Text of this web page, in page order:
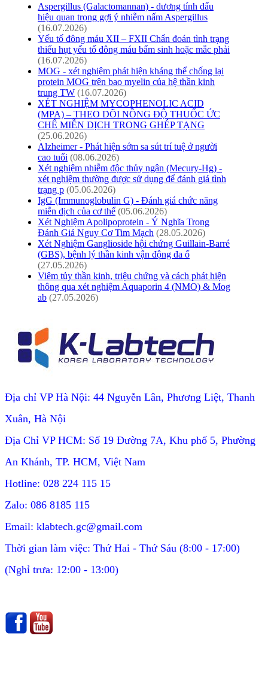
Aspergillus (Galactomannan) - dương tính dấu
hiệu quan trọng gợi ý nhiễm nấm Aspergillus
(16.07.2026)
Yếu tố đông máu XII – FXII Chẩn đoán tình trạng
thiếu hụt yếu tố đông máu bẩm sinh hoặc mắc phải
(16.07.2026)
MOG - xét nghiệm phát hiện kháng thể chống lại
protein MOG trên bao myelin của hệ thần kinh
trung TW (16.07.2026)
XÉT NGHIỆM MYCOPHENOLIC ACID
(MPA) – THEO DÕI NỒNG ĐỘ THUỐC ỨC
CHẾ MIỄN DỊCH TRONG GHÉP TẠNG
(25.06.2026)
Alzheimer - Phát hiện sớm sa sút trí tuệ ở người
cao tuổi (08.06.2026)
Xét nghiệm nhiễm độc thủy ngân (Mecury-Hg) -
xét nghiệm thường được sử dụng để đánh giá tình
trạng p (05.06.2026)
IgG (Immunoglobulin G) - Đánh giá chức năng
miễn dịch của cơ thể (05.06.2026)
Xét Nghiệm Apolipoprotein - Ý Nghĩa Trong
Đánh Giá Nguy Cơ Tim Mạch (28.05.2026)
Xét Nghiệm Ganglioside hội chứng Guillain-Barré
(GBS), bệnh lý thần kinh vận động đa ổ
(27.05.2026)
Viêm tủy thần kinh, triệu chứng và cách phát hiện
thông qua xét nghiệm Aquaporin 4 (NMO) & Mog
ab (27.05.2026)
Địa chỉ VP Hà Nội: 44 Nguyễn Lân, Phương Liệt, Thanh
Xuân, Hà Nội
Địa Chỉ VP HCM: Số 19 Đường 7A, Khu phố 5, Phường
An Khánh, TP. HCM, Việt Nam
Hotline: 028 224 115 15
Zalo: 086 8185 115
Email: klabtech.gc@gmail.com
Thời gian làm việc: Thứ Hai - Thứ Sáu (8:00 - 17:00)
(Nghỉ trưa: 12:00 - 13:00)